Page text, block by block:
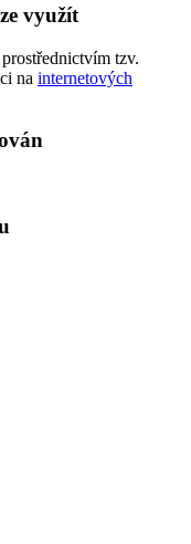
využít
tzv.
na internetových